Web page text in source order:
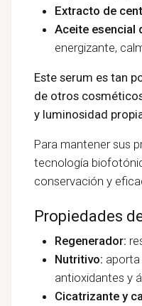
Extracto de
Aceite esencial
energizante,
Este serum es tan
de otros
y luminosidad
Para mantener sus
tecnología
conservación y
Propiedades
Regenerador:
Nutritivo: aporta
antioxidantes y
Cicatrizante y